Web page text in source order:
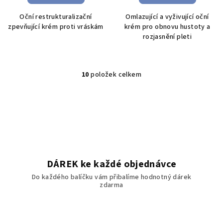
Oční restrukturalizační
zpevňující krém proti vráskám
Omlazující a vyživující oční
krém pro obnovu hustoty a
rozjasnění pleti
O
í
p
r
10 položek celkem
DÁREK ke každé objednávce
Do každého balíčku vám přibalíme hodnotný dárek
zdarma